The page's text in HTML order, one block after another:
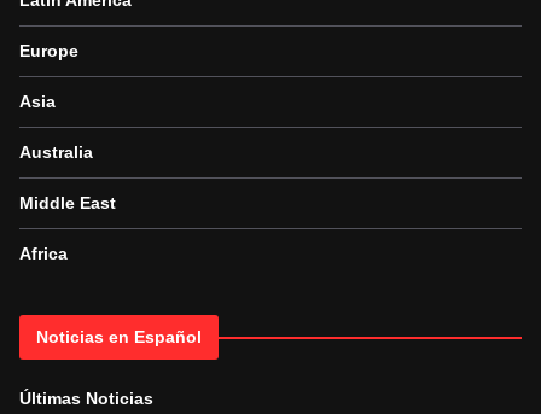
Europe
Asia
Australia
Middle East
Africa
Noticias en Español
Últimas Noticias